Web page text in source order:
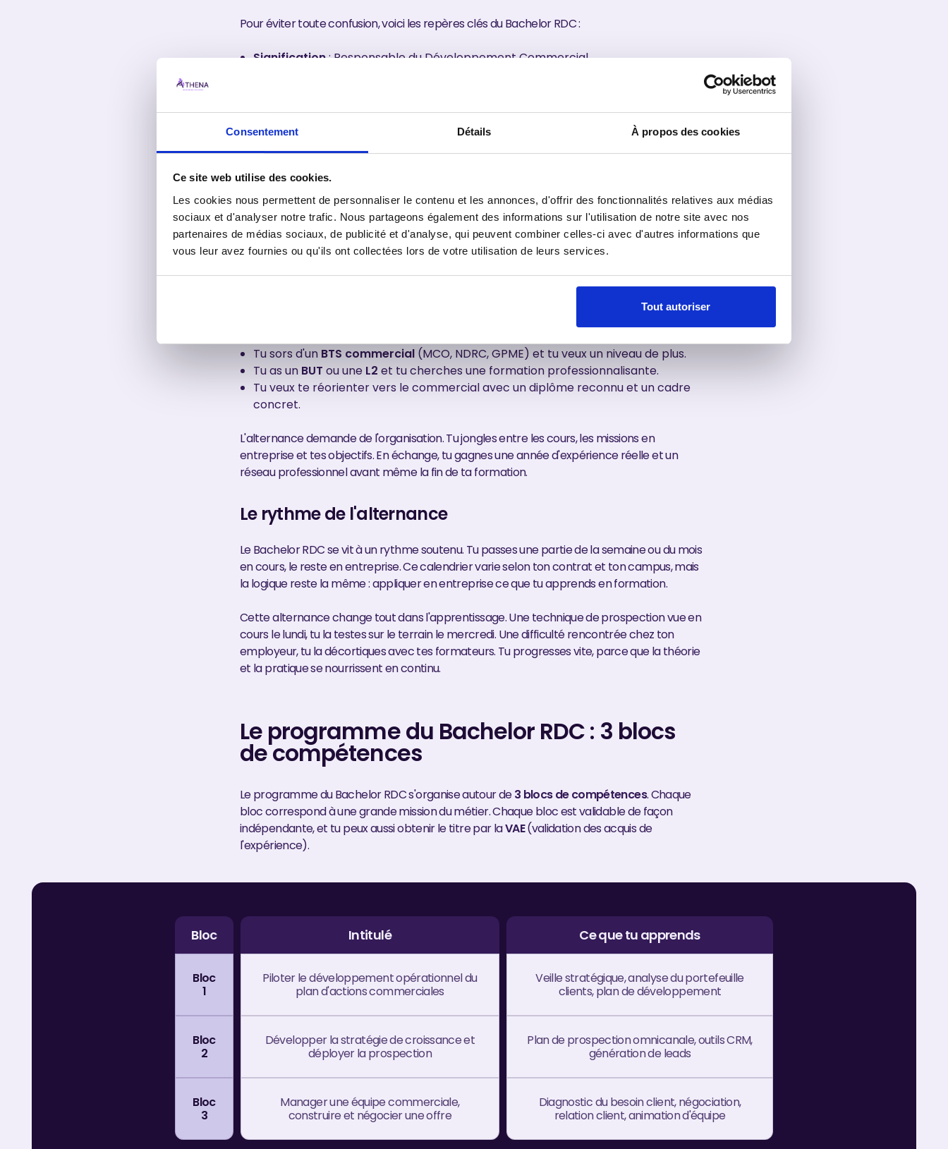
Consentement Détails À propos des cookies
Ce site web utilise des cookies.
Les cookies nous permettent de personnaliser le contenu et les annonces, d'offrir des fonctionnalités relatives aux médias
sociaux et d'analyser notre trafic. Nous partageons également des informations sur l'utilisation de notre site avec nos
partenaires de médias sociaux, de publicité et d'analyse, qui peuvent combiner celles-ci avec d'autres informations que
vous leur avez fournies ou qu'ils ont collectées lors de votre utilisation de leurs services.
Tout autoriser
Pour éviter toute confusion, voici les repères clés du Bachelor RDC :
Signification: Responsable du Développement Commercial.
Reconnaissance
: titre reconnu par l'État.
Le mot "Bachelor" indique un cycle de trois ans dans l'enseignement supérieur. Ici, tu valides
la troisième année, puisque tu arrives déjà avec un Bac+2 en poche.
À qui s'adresse le Bachelor RDC
Ce Bachelor vise un profil précis. Tu aimes le contact, tu n'as pas peur de décrocher ton
Tu sors d'un BTS commercial (MCO, NDRC, GPME) et tu veux un niveau de plus.
Tu as un BUT ou une L2 et tu cherches une formation professionnalisante.
Tu veux te réorienter vers le commercial avec un diplôme reconnu et un cadre
concret.
L'alternance demande de l'organisation. Tu jongles entre les cours, les missions en
entreprise et tes objectifs. En échange, tu gagnes une année d'expérience réelle et un
réseau professionnel avant même la fin de ta formation.
Le rythme de l'alternance
Le Bachelor RDC se vit à un rythme soutenu. Tu passes une partie de la semaine ou du mois
en cours, le reste en entreprise. Ce calendrier varie selon ton contrat et ton campus, mais
la logique reste la même : appliquer en entreprise ce que tu apprends en formation.
Cette alternance change tout dans l'apprentissage. Une technique de prospection vue en
cours le lundi, tu la testes sur le terrain le mercredi. Une difficulté rencontrée chez ton
employeur, tu la décortiques avec tes formateurs. Tu progresses vite, parce que la théorie
et la pratique se nourrissent en continu.
Le programme du Bachelor RDC : 3 blocs
de compétences
Le programme du Bachelor RDC s'organise autour de3 blocs de compétences. Chaque
bloc correspond à une grande mission du métier. Chaque bloc est validable de façon
indépendante, et tu peux aussi obtenir le titre par laVAE(validation des acquis de
l'expérience).
Bloc Intitulé Ce que tu apprends
Bloc
1
Piloter le développement opérationnel du
plan d'actions commerciales
Veille stratégique, analyse du portefeuille
clients, plan de développement
Bloc
2
Développer la stratégie de croissance et
déployer la prospection
Plan de prospection omnicanale, outils CRM,
génération de leads
Bloc
3
Manager une équipe commerciale,
construire et négocier une offre
Diagnostic du besoin client, négociation,
relation client, animation d'équipe